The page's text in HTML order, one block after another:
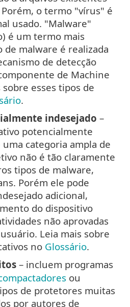
o termo "vírus" é
usado. "Malware"
é um termo mais
de malware é realizada
de detecção
de Machine
esses tipos de
.
indesejado –
potencialmente
uma categoria ampla de
não é tão claramente
tipos de malware,
Porém ele pode
adicional,
do dispositivo
não aprovadas
Leia mais sobre
no Glossário.
– incluem programas
ou
de protetores muitas
por autores de